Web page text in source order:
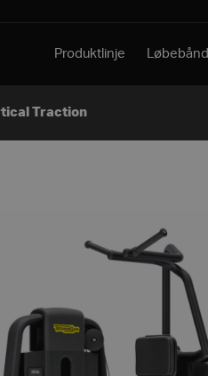
Produktlinje Løbebånd
Traction